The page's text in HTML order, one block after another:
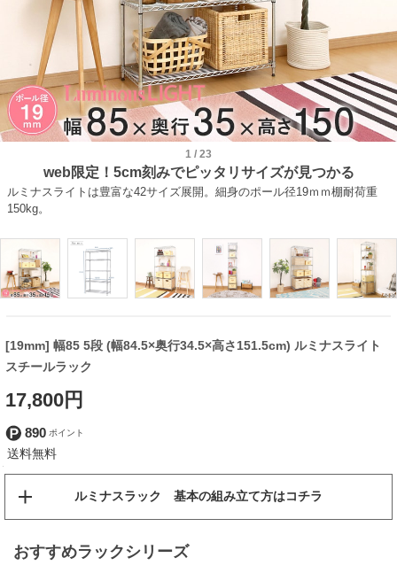
1 / 23
web限定！5cm刻みでピッタリサイズが見つかる
ルミナスライトは豊富な42サイズ展開。細身のポール径19ｍｍ棚耐荷重
150kg。
[19mm] 幅85 5段 (幅84.5×奥行34.5×高さ151.5cm) ルミナスライト
スチールラック
17,800円
890
ルミナスラック 基本の組み立て方はコチラ
おすすめラックシリーズ